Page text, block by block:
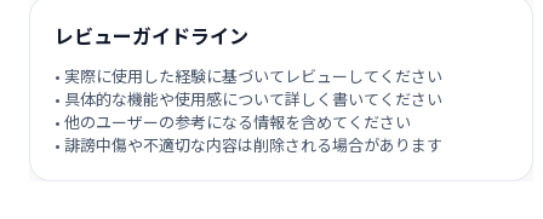
レビューガイドライン
• 実際に使用した経験に基づいてレビューしてください
• 具体的な機能や使用感について詳しく書いてください
• 他のユーザーの参考になる情報を含めてください
• 誹謗中傷や不適切な内容は削除される場合があります